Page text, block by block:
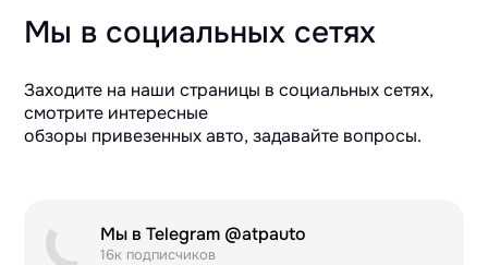
Мы в социальных сетях
Заходите на наши страницы в социальных сетях,
смотрите интересные
обзоры привезенных авто, задавайте вопросы.
Мы в Telegram @atpauto
16к подписчиков